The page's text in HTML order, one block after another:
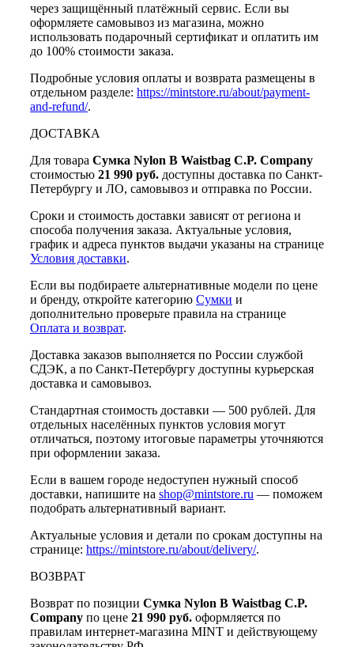
через защищённый платёжный сервис. Если вы
оформляете самовывоз из магазина, можно
использовать подарочный сертификат и оплатить им
до 100% стоимости заказа.
Подробные условия оплаты и возврата размещены в
отдельном разделе: https://mintstore.ru/about/payment-
and-refund/.
ДОСТАВКА
Для товара Сумка Nylon B Waistbag C.P. Company
стоимостью 21 990 руб. доступны доставка по Санкт-
Петербургу и ЛО, самовывоз и отправка по России.
Сроки и стоимость доставки зависят от региона и
способа получения заказа. Актуальные условия,
график и адреса пунктов выдачи указаны на странице
Условия доставки.
Если вы подбираете альтернативные модели по цене
и бренду, откройте категорию Сумки и
дополнительно проверьте правила на странице
Оплата и возврат.
Доставка заказов выполняется по России службой
СДЭК, а по Санкт-Петербургу доступны курьерская
доставка и самовывоз.
Стандартная стоимость доставки — 500 рублей. Для
отдельных населённых пунктов условия могут
отличаться, поэтому итоговые параметры уточняются
при оформлении заказа.
Если в вашем городе недоступен нужный способ
доставки, напишите на shop@mintstore.ru — поможем
подобрать альтернативный вариант.
Актуальные условия и детали по срокам доступны на
странице: https://mintstore.ru/about/delivery/.
ВОЗВРАТ
Возврат по позиции Сумка Nylon B Waistbag C.P.
Company по цене 21 990 руб. оформляется по
правилам интернет-магазина MINT и действующему